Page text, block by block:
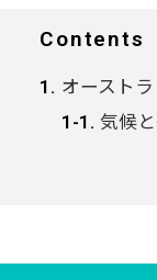
Contents
オースト
気候
シド
要都
オースト